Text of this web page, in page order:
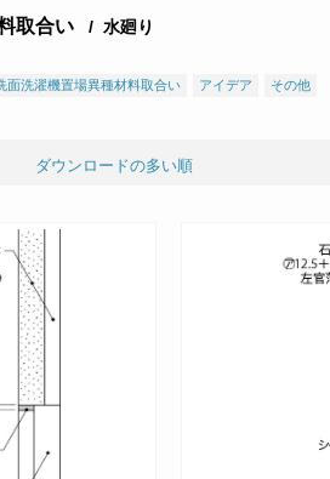
取合い / 水廻り
面洗濯機置場異種材料取合い アイデア その他
ダウンロードの多い順